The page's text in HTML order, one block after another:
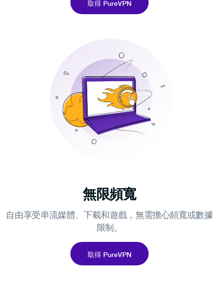
取得 PureVPN
無限頻寬
自由享受串流媒體、下載和遊戲，無需擔心頻寬或數據
限制。
取得 PureVPN